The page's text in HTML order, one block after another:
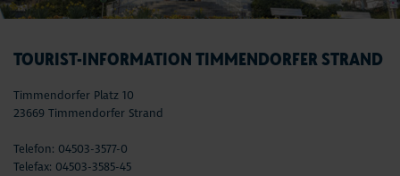
TOURIST-INFORMATION TIMMENDORFER STRAND
Timmendorfer Platz 10
23669 Timmendorfer Strand
Telefon: 04503-3577-0
Telefax: 04503-3585-45